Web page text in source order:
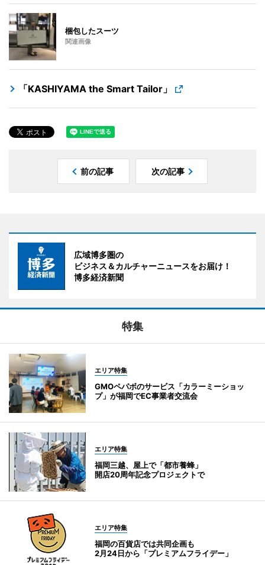
梱包したスーツ
関連画像
「KASHIYAMA the Smart Tailor」
前の記事 次の記事
広域博多圏の
ビジネス＆カルチャーニュースをお届け！
博多経済新聞
特集
エリア特集
GMOペパボのサービス「カラーミーショッ
プ」が福岡でEC事業者交流会
エリア特集
福岡三越、屋上で「都市養蜂」
開店20周年記念プロジェクトで
エリア特集
福岡の百貨店では共同企画も
2月24日から「プレミアムフライデー」